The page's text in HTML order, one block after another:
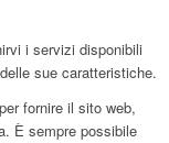
i servizi disponibili
sue caratteristiche.
fornire il sito web,
È sempre possibile